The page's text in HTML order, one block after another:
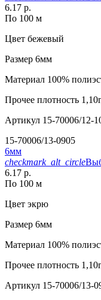
6.17 р.
По 100 м
Цвет бежевый
Размер 6мм
Материал 100%
Прочее плотность
Артикул 15-70006/12-
15-70006/13-0905
6мм
checkmark_alt_circle
6.17 р.
По 100 м
Цвет экрю
Размер 6мм
Материал 100%
Прочее плотность
Артикул 15-70006/13-